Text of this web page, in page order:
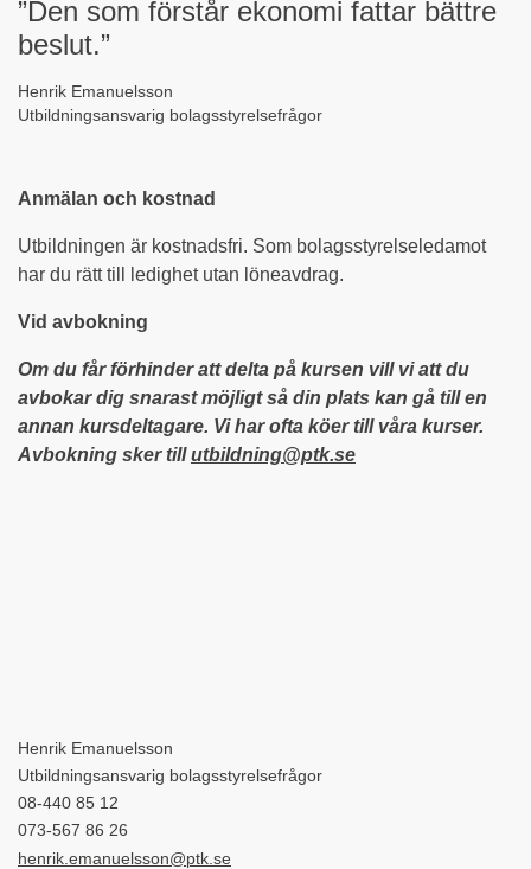
”Den som förstår ekonomi fattar bättre
beslut.”
Henrik Emanuelsson
Utbildningsansvarig bolagsstyrelsefrågor
Anmälan och kostnad
Utbildningen är kostnadsfri. Som bolagsstyrelseledamot
har du rätt till ledighet utan löneavdrag.
Vid avbokning
Om du får förhinder att delta på kursen vill vi att du
avbokar dig snarast möjligt så din plats kan gå till en
annan kursdeltagare. Vi har ofta köer till våra kurser.
Avbokning sker tillutbildning@ptk.se
Henrik Emanuelsson
Utbildningsansvarig bolagsstyrelsefrågor
08-440 85 12
073-567 86 26
henrik.emanuelsson@ptk.se